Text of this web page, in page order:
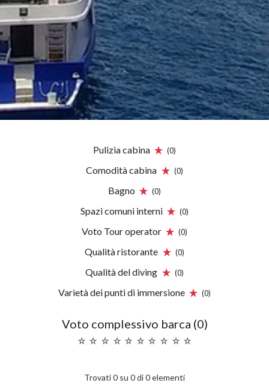
Pulizia cabina (0)
Comodità cabina (0)
Bagno (0)
Spazi comuni interni (0)
Voto Tour operator (0)
Qualità ristorante (0)
Qualità del diving (0)
Varietà dei punti di immersione (0)
Voto complessivo barca (0)
Trovati 0 su 0 di 0 elementi